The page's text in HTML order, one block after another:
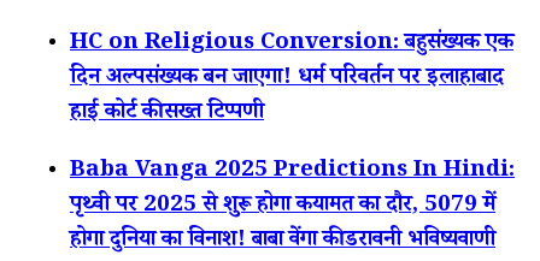
HC on Religious Conversion: बहुसंख्यक एक
दिन अल्पसंख्यक बन जाएगा! धर्म परिवर्तन पर इलाहाबाद
हाई कोर्ट की सख्त टिप्पणी
Baba Vanga 2025 Predictions In Hindi:
पृथ्वी पर 2025 से शुरू होगा कयामत का दौर, 5079 में
होगा दुनिया का विनाश! बाबा वेंगा की डरावनी भविष्यवाणी